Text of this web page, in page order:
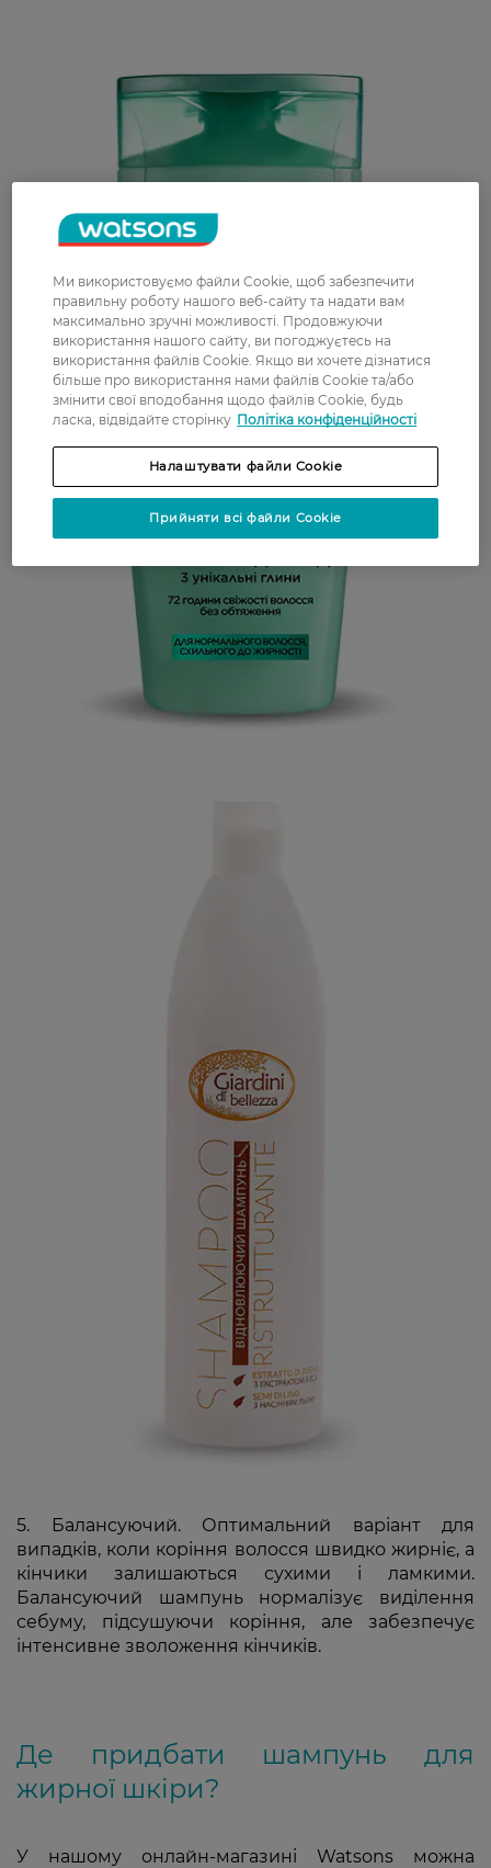
5. Балансуючий. Оптимальний варіант для
випадків, коли коріння волосся швидко жирніє, а
кінчики залишаються сухими і ламкими.
Балансуючий шампунь нормалізує виділення
себуму, підсушуючи коріння, але забезпечує
інтенсивне зволоження кінчиків.
Де придбати шампунь для
жирної шкіри?
У нашому онлайн-магазині Watsons можна
Ми використовуємо файли Cookie, щоб забезпечити
правильну роботу нашого веб-сайту та надати вам
максимально зручні можливості. Продовжуючи
використання нашого сайту, ви погоджуєтесь на
використання файлів Cookie. Якщо ви хочете дізнатися
більше про використання нами файлів Cookie та/або
змінити свої вподобання щодо файлів Cookie, будь
ласка, відвідайте сторінку Політіка конфіденційності
Налаштувати файли Cookie
Прийняти всі файли Cookie